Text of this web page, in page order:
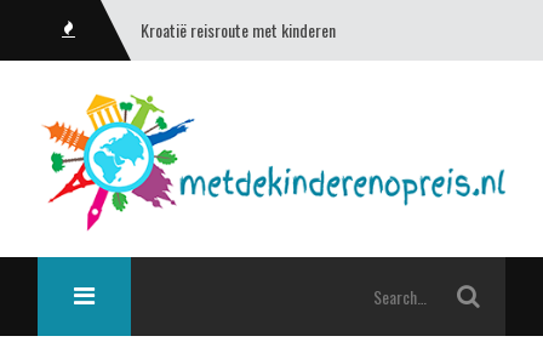
Kroatië reisroute met kinderen